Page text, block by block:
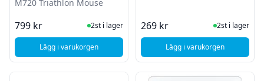
M720 Triathlon Mouse
799 kr I Lager
2st i lager
Lägg i varukorgen, Logitech M720 Triathlon Mouse
269 kr I Lager
2st i lager
Lägg i varukorgen
, Logitech M220